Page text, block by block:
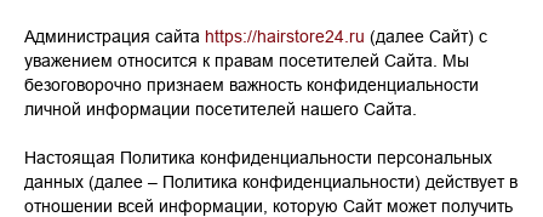
Администрация сайта https://hairstore24.ru (далее Сайт) с
уважением относится к правам посетителей Сайта. Мы
безоговорочно признаем важность конфиденциальности
личной информации посетителей нашего Сайта.
Настоящая Политика конфиденциальности персональных
данных (далее – Политика конфиденциальности) действует в
отношении всей информации, которую Сайт может получить